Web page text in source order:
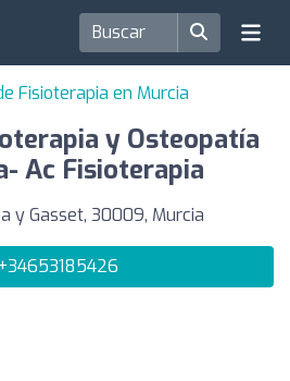
Fisioterapia en Murcia
y Osteopatía
Ac Fisioterapia
y Gasset, 30009, Murcia